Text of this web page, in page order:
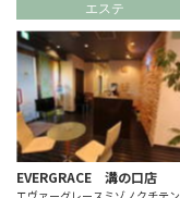
エステ
EVERGRACE 溝の口店